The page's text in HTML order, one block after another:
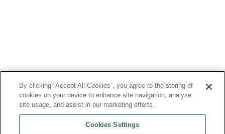
By clicking “Accept All Cookies”, you agree to the storing of
cookies on your device to enhance site navigation, analyze
site usage, and assist in our marketing efforts.
Cookies Settings